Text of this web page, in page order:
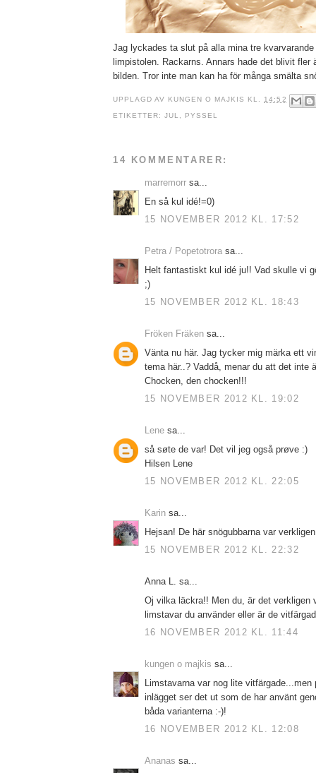
Jag lyckades ta slut på alla mina tre
limpistolen. Rackarns. Annars hade det blivit fler
bilden. Tror inte man kan ha för många smälta
UPPLAGD AV KUNGEN O MAJKIS KL. 14:52
ETIKETTER:JUL PYSSEL
14 KOMMENTARER:
marremorr sa...
En så kul idé!=0)
15 NOVEMBER 2012 KL. 17:52
Petra / Popetotrora sa...
Helt fantastiskt kul idé ju!! Vad skulle vi
;)
15 NOVEMBER 2012 KL. 18:43
Fröken Fräken sa...
Vänta nu här. Jag tycker mig märka ett
tema här..? Vaddå, menar du att det inte
Chocken, den chocken!!!
15 NOVEMBER 2012 KL. 19:02
Lene sa...
så søte de var! Det vil jeg også prøve :)
Hilsen Lene
15 NOVEMBER 2012 KL. 22:05
Karin sa...
Hejsan! De här snögubbarna var
15 NOVEMBER 2012 KL. 22:32
Anna L. sa...
Oj vilka läckra!! Men du, är det verkligen
limstavar du använder eller är de
16 NOVEMBER 2012 KL. 11:44
kungen o majkis sa...
Limstavarna var nog lite vitfärgade...men
inlägget ser det ut som de har använt
båda varianterna :-)!
16 NOVEMBER 2012 KL. 12:08
Ananas sa...